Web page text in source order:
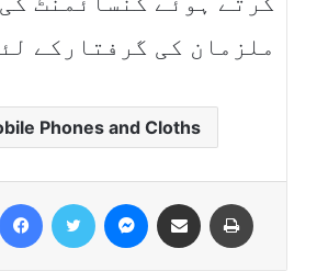
ملزمان کی گرفتارکے
Phones and Cloths